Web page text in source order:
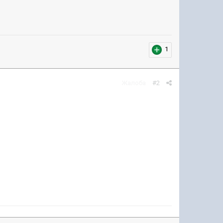
1
#2